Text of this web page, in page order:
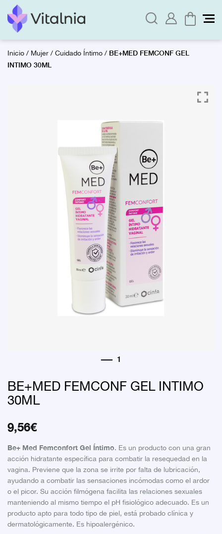
Inicio/ Mujer/Cuidado Íntimo/ BE+MED FEMCONF GEL
INTIMO 30ML
BE+MED FEMCONF GEL INTIMO
30ML
9,56€
Be+ Med Femconfort Gel Íntimo. Es un producto con una gran
acción hidratante específica para combatir la resequedad en la
vagina. Previene que la zona se irrite por falta de lubricación,
ayudando a combatir las sensaciones incómodas como el ardor
o el picor. Su acción filmógena facilita las relaciones sexuales
manteniendo al mismo tiempo el pH fisiológico adecuado. Es un
producto apto para todo tipo de piel, está probado clínica y
dermatológicamente. Es hipoalergénico.